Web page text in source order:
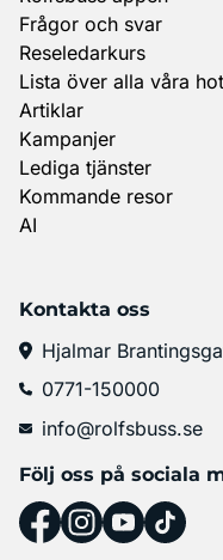
Frågor och svar
Reseledarkurs
Lista över alla våra
Artiklar
Kampanjer
Lediga tjänster
Kommande resor
AI
Kontakta oss
Hjalmar
0771-150000
info@rolfsbuss.se
Följ oss på sociala